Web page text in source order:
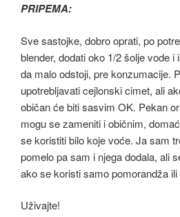
PRIPEMA:
Sve sastojke, dobro oprati, po
blender, dodati oko 1/2 šolje vode
da malo odstoji, pre konzumacije.
upotrebljavati cejlonski cimet, ali
običan će biti sasvim OK. Pekan
mogu se zameniti i običnim,
se koristiti bilo koje voće. Ja sam
pomelo pa sam i njega dodala, ali
ako se koristi samo pomorandža ili
Uživajte!